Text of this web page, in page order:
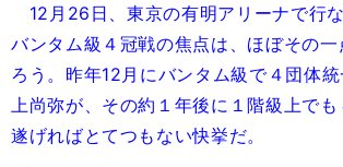
12月26日、東京の有明アリーナで行
バンタム級４冠戦の焦点は、ほぼその
ろう。昨年12月にバンタム級で４団体
上尚弥が、その約１年後に１階級上でも
遂げればとてつもない快挙だ。